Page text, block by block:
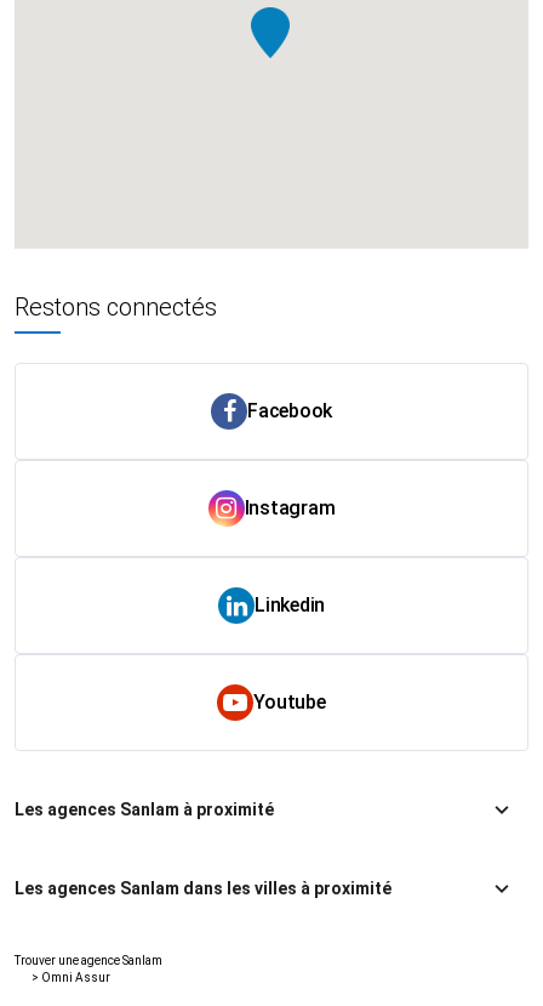
Restons connectés
Facebook
Instagram
Linkedin
Youtube
Les agences Sanlam à proximité
Les agences Sanlam dans les villes à proximité
Trouver une agence Sanlam
> Omni Assur